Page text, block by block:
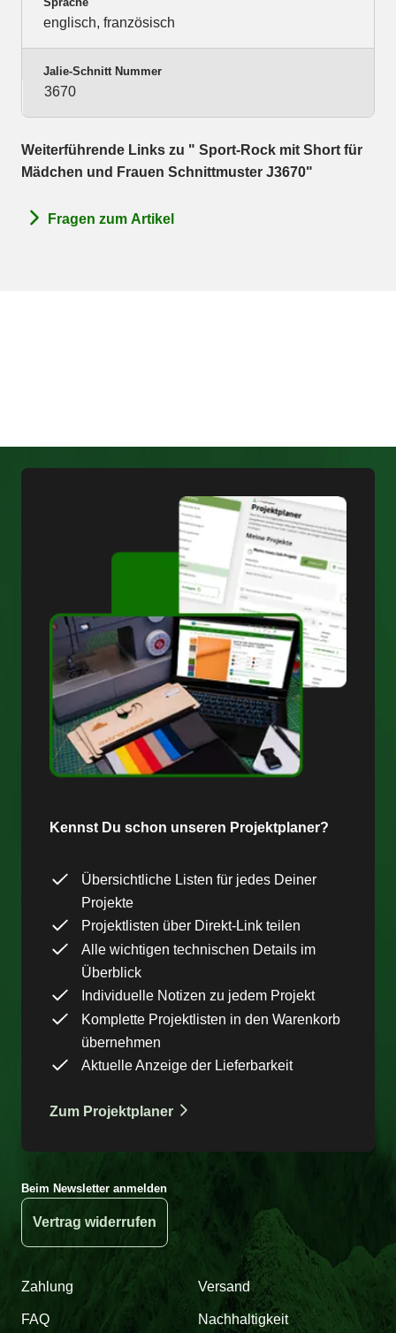
englisch, französisch
Jalie-Schnitt Nummer
3670
Weiterführende Links zu " Sport-Rock mit Short für
Mädchen und Frauen Schnittmuster J3670"
Fragen zum Artikel
Kennst Du schon unseren Projektplaner?
Übersichtliche Listen für jedes Deiner
Projekte
Projektlisten über Direkt-Link teilen
Alle wichtigen technischen Details im
Überblick
Individuelle Notizen zu jedem Projekt
Komplette Projektlisten in den Warenkorb
übernehmen
Aktuelle Anzeige der Lieferbarkeit
Zum Projektplaner
Beim Newsletter anmelden
Vertrag widerrufen
Zahlung Versand
FAQ Nachhaltigkeit